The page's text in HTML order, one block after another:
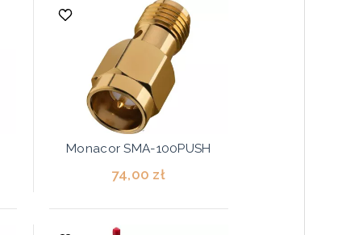
Monacor SMA-100PUSH
74,00 zł